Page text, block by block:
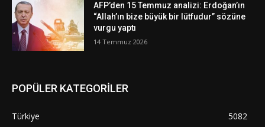
AFP’den 15 Temmuz analizi: Erdoğan’ın
“Allah’ın bize büyük bir lütfudur” sözüne
vurgu yaptı
14 Temmuz 2026
POPÜLER KATEGORİLER
Türkiye
5082